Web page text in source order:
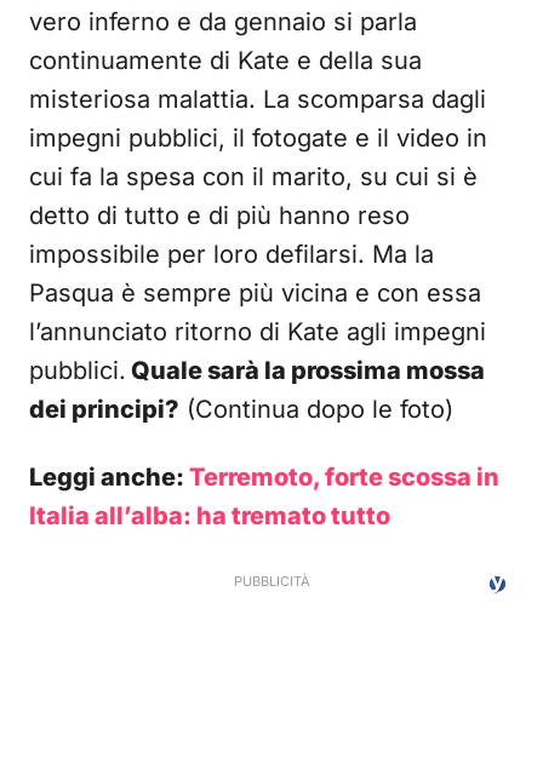
vero inferno e da gennaio si parla
continuamente di Kate e della sua
misteriosa malattia. La scomparsa dagli
impegni pubblici, il fotogate e il video in
cui fa la spesa con il marito, su cui si è
detto di tutto e di più hanno reso
impossibile per loro defilarsi. Ma la
Pasqua è sempre più vicina e con essa
l’annunciato ritorno di Kate agli impegni
pubblici. Quale sarà la prossima mossa
dei principi? (Continua dopo le foto)
Leggi anche: Terremoto, forte scossa in
Italia all’alba: ha tremato tutto